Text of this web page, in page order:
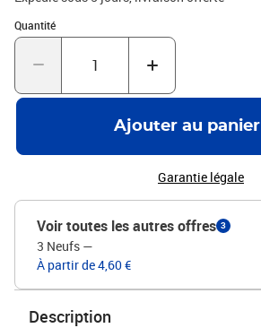
Quantité
Quantité : 1
Ajouter au panier
Garantie légale
Voir toutes les autres offres 3
3 Neufs —
À partir de 4,60 €
Description